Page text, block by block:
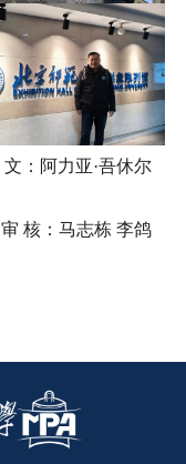
文：阿力亚·吾休尔
审 核：马志栋 李鸽